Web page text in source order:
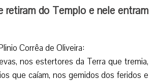
retiram do Templo e nele entram
Corrêa de Oliveira:
nos estertores da Terra que tremia,
que caíam, nos gemidos dos feridos e